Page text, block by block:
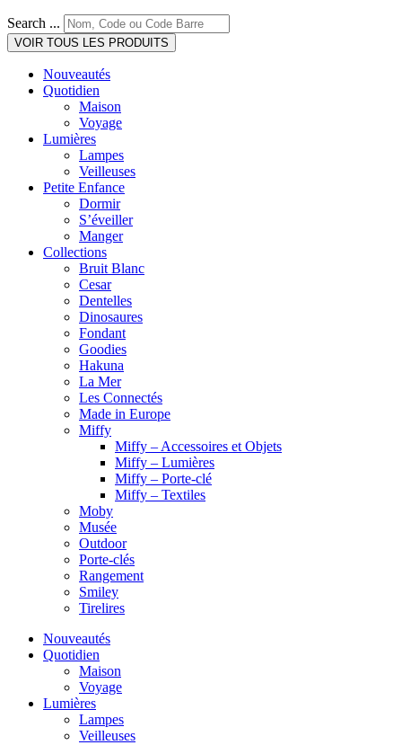
Search ...
VOIR TOUS LES PRODUITS
Nouveautés
Quotidien
Maison
Voyage
Lumières
Lampes
Veilleuses
Petite Enfance
Dormir
S’éveiller
Manger
Collections
Bruit Blanc
Cesar
Dentelles
Dinosaures
Fondant
Goodies
Hakuna
La Mer
Les Connectés
Made in Europe
Miffy
Miffy – Accessoires et Objets
Miffy – Lumières
Miffy – Porte-clé
Miffy – Textiles
Moby
Musée
Outdoor
Porte-clés
Rangement
Smiley
Tirelires
Nouveautés
Quotidien
Maison
Voyage
Lumières
Lampes
Veilleuses